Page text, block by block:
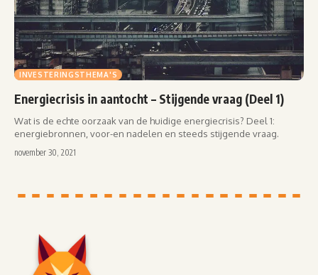
INVESTERINGSTHEMA'S
Energiecrisis in aantocht – Stijgende vraag (Deel 1)
Wat is de echte oorzaak van de huidige energiecrisis? Deel 1:
energiebronnen, voor-en nadelen en steeds stijgende vraag.
november 30, 2021